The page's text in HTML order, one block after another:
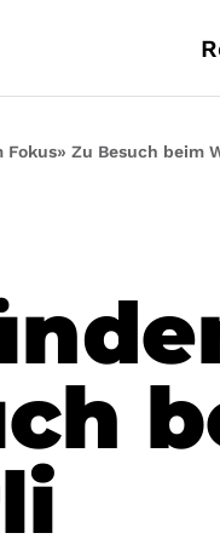
Zu Besuch beim